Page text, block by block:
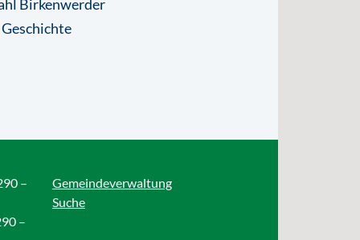
Birkenwerder
–
–
Gemeindeverwaltung
Suche